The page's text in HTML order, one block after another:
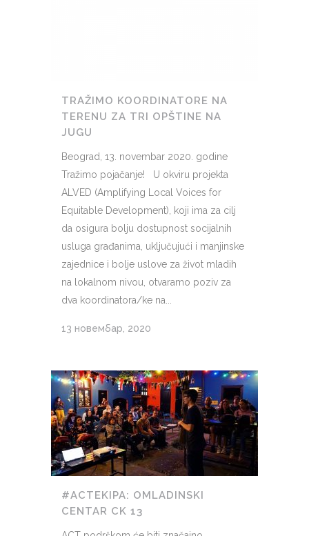
TRAŽIMO KOORDINATORE NA
TERENU ZA TRI OPŠTINE NA
JUGU
Beograd, 13. novembar 2020. godine
Tražimo pojačanje! U okviru projekta
ALVED (Amplifying Local Voices for
Equitable Development), koji ima za cilj
da osigura bolju dostupnost socijalnih
usluga građanima, uključujući i manjinske
zajednice i bolje uslove za život mladih
na lokalnom nivou, otvaramo poziv za
dva koordinatora/ke na...
13 новембар, 2020
#ACTEKIPA: OMLADINSKI
CENTAR CK 13